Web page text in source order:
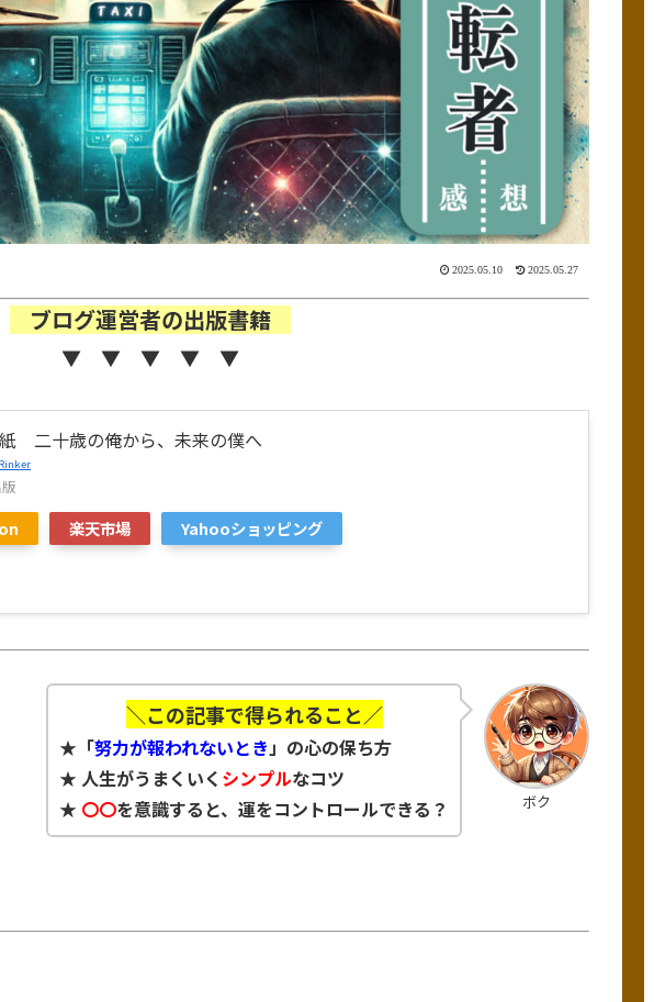
2025.05.10 2025.05.27
ブログ運営者の出版書籍
▼ ▼ ▼ ▼ ▼
二十歳の俺から、未来の僕へ
Rinker
楽天市場 Yahooショッピング
ボク
＼この記事で得られること／
★「努力が報われないとき 」の心の保ち方
★ 人生がうまくいく シンプルなコツ
★ 〇〇を意識すると、運をコントロールできる？